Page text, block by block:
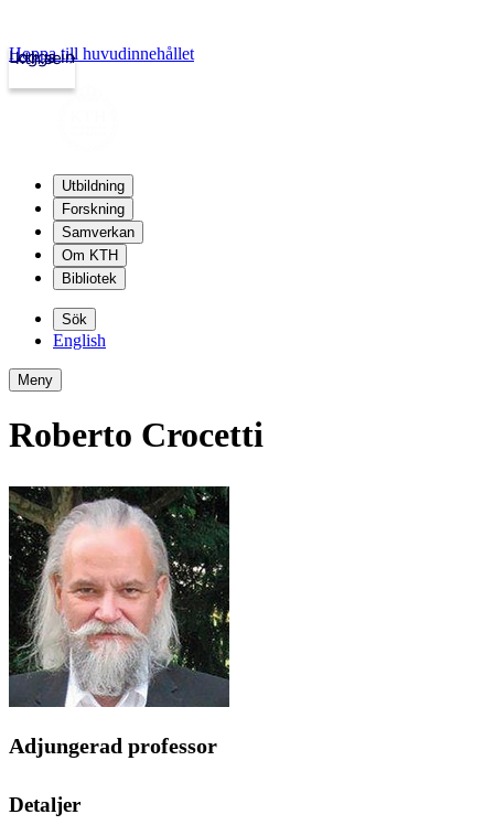
kth.se
Logga in
Hoppa till huvudinnehållet
Utbildning
Forskning
Samverkan
Om KTH
Bibliotek
Sök
English
Meny
Roberto Crocetti
Adjungerad professor
Detaljer